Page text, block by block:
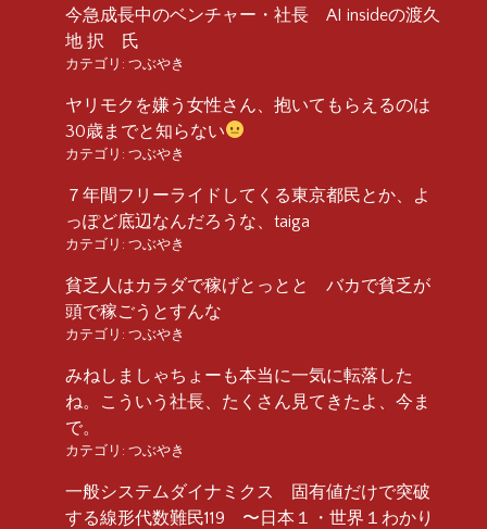
今急成長中のベンチャー・社長 AI insideの渡久
地 択 氏
カテゴリ: つぶやき
ヤリモクを嫌う女性さん、抱いてもらえるのは
30歳までと知らない
カテゴリ: つぶやき
７年間フリーライドしてくる東京都民とか、よ
っぽど底辺なんだろうな、taiga
カテゴリ: つぶやき
貧乏人はカラダで稼げとっとと バカで貧乏が
頭で稼ごうとすんな
カテゴリ: つぶやき
みねしましゃちょーも本当に一気に転落した
ね。こういう社長、たくさん見てきたよ、今ま
で。
カテゴリ: つぶやき
一般システムダイナミクス 固有値だけで突破
する線形代数難民119 〜日本１・世界１わかり